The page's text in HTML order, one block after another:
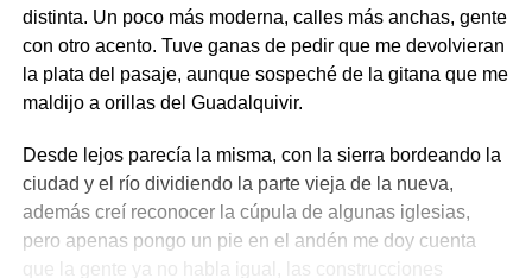
distinta. Un poco más moderna, calles más anchas, gente
con otro acento. Tuve ganas de pedir que me devolvieran
la plata del pasaje, aunque sospeché de la gitana que me
maldijo a orillas del Guadalquivir.
Desde lejos parecía la misma, con la sierra bordeando la
ciudad y el río dividiendo la parte vieja de la nueva,
además creí reconocer la cúpula de algunas iglesias,
pero apenas pongo un pie en el andén me doy cuenta